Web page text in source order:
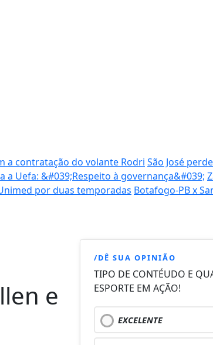
a contratação do volante Rodri São José
a Uefa: &#039;Respeito à governança&#039;
por duas temporadas Botafogo-PB x
e
/DÊ SUA OPINIÃO
TIPO DE CONTÉUDO E
ESPORTE EM AÇÃO!
EXCELENTE